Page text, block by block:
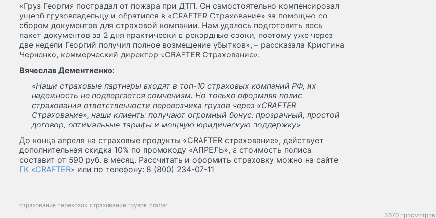
«Груз Георгия пострадал от пожара при ДТП. Он самостоятельно компенсировал
ущерб грузовладельцу и обратился в «CRAFTER Страхование» за помощью со
сбором документов для страховой компании. Нам удалось подготовить весь
пакет документов за 2 дня практически в рекордные сроки, поэтому уже через
две недели Георгий получил полное возмещение убытков», – рассказала Кристина
Черненко, коммерческий директор «CRAFTER Страхование».
Вячеслав Дементиенко:
«Наши страховые партнеры входят в топ-10 страховых компаний РФ, их
надежность не подвергается сомнениям. Но только оформляя полис
страхования ответственности перевозчика грузов через «CRAFTER
Страхование», наши клиенты получают огромный бонус: прозрачный, простой
договор, оптимальные тарифы и мощную юридическую поддержку».
До конца апреля на страховые продукты «CRAFTER страхование», действует
дополнительная скидка 10% по промокоду «АПРЕЛЬ», а стоимость полиса
составит от 590 руб. в месяц. Рассчитать и оформить страховку можно на сайте
ГК «CRAFTER» или по телефону: 8 (800) 234-07-11
страхование перевозок страхование грузов crafter
3670 просмотров